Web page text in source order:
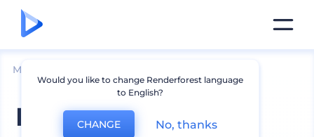
Mockups
Kit de conception
Would you like to change Renderforest language
to English?
CHANGE No, thanks